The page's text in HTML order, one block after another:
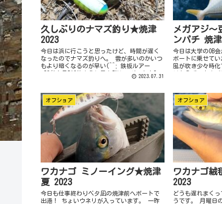
久しぶりのナマズ釣り★焼津
2023
今日は浜に行こうと思ったけど、時間が遅く
なったのでナマズ釣りへ。 雲が多いのかいつ
もより暗くなるのが早い(^^; 鉄板ルアー
【8/1全品P10倍さらに最大5%クーポン有！】
スミス ルアー キャタピー クリッカー
2023.07.31
メガアジ
ンパチ 焼
今日は大学のOB
ボートに乗せて
風が吹き少々時
りあえずワカナ
オフショア
ワカナゴ ミノーイング★焼津
夏 2023
今日も仕事終わりベタ凪の焼津前へボートで
出港！ ちょいウネリが入っています。 一昨
オフショア
ワカナゴ
2023
どうも遅れまく
うです。 月曜日